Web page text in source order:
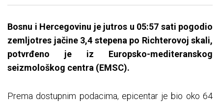
Bosnu i Hercegovinu je jutros u 05:57 sati pogodio
zemljotres jačine 3,4 stepena po Richterovoj skali,
potvrđeno je iz Europsko-mediteranskog
seizmološkog centra (EMSC).
Prema dostupnim podacima, epicentar je bio oko 64